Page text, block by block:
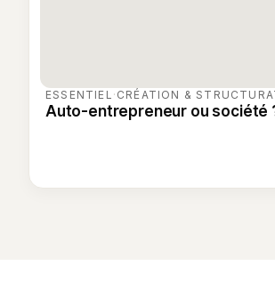
ESSENTIEL · CRÉATION &
Auto-entrepreneur ou société